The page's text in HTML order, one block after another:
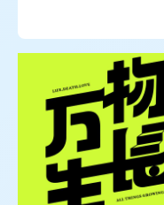
临床的她面对中医临
床的各种问题进行思
考，走上了中西医结
合的道路。
益内卷的时代，饮食
焦虑越来越严重，在
日常的门诊和病房工
作中接触到了非常多
和食物无法友好相处
的患者，同时我们自
己也都有过和食物对